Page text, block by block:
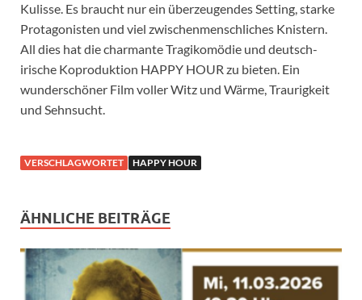
Kulisse. Es braucht nur ein überzeugendes Setting, starke
Protagonisten und viel zwischenmenschliches Knistern.
All dies hat die charmante Tragikomödie und deutsch-
irische Koproduktion HAPPY HOUR zu bieten. Ein
wunderschöner Film voller Witz und Wärme, Traurigkeit
und Sehnsucht.
VERSCHLAGWORTET HAPPY HOUR
ÄHNLICHE BEITRÄGE